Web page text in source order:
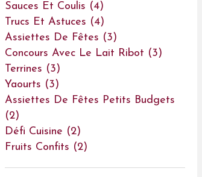
Sauces Et Coulis (4)
Trucs Et Astuces (4)
Assiettes De Fêtes (3)
Concours Avec Le Lait Ribot (3)
Terrines (3)
Yaourts (3)
Assiettes De Fêtes Petits Budgets
(2)
Défi Cuisine (2)
Fruits Confits (2)